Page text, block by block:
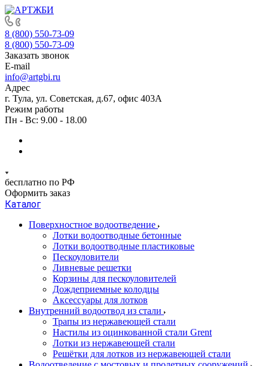
8 (800) 550-73-09
8 (800) 550-73-09
Заказать звонок
E-mail
info@artgbi.ru
Адрес
г. Тула, ул. Советская, д.67, офис 403А
Режим работы
Пн - Вс: 9.00 - 18.00
бесплатно по РФ
Оформить заказ
Каталог
Поверхностное водоотведение
Лотки водоотводные бетонные
Лотки водоотводные пластиковые
Пескоуловители
Ливневые решетки
Корзины для пескоуловителей
Дождеприемные колодцы
Аксессуары для лотков
Внутренний водоотвод из стали
Трапы из нержавеющей стали
Настилы из оцинкованной стали Grent
Лотки из нержавеющей стали
Решётки для лотков из нержавеющей стали